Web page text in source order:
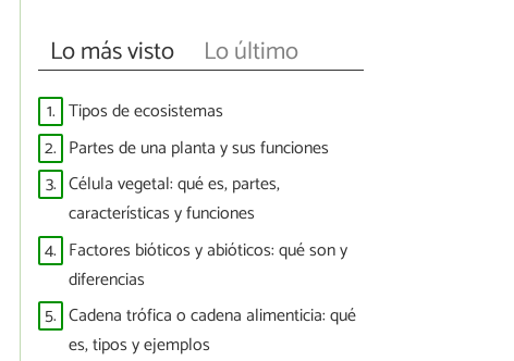
Lo más visto Lo último
1. Tipos de ecosistemas
2. Partes de una planta y sus funciones
3. Célula vegetal: qué es, partes,
características y funciones
4. Factores bióticos y abióticos: qué son y
diferencias
5. Cadena trófica o cadena alimenticia: qué
es, tipos y ejemplos